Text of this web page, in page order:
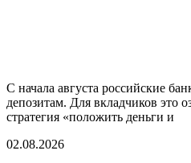
С начала августа российские
депозитам. Для вкладчиков это
стратегия «положить деньги и
02.08.2026